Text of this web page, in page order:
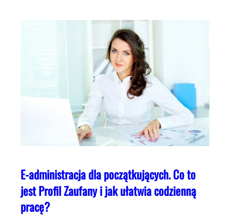
E-administracja dla początkujących. Co to
jest Profil Zaufany i jak ułatwia codzienną
pracę?